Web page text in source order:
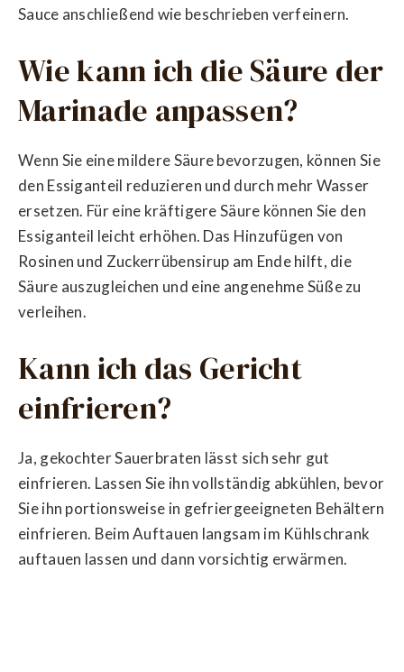
Sauce anschließend wie beschrieben verfeinern.
Wie kann ich die Säure der
Marinade anpassen?
Wenn Sie eine mildere Säure bevorzugen, können Sie
den Essiganteil reduzieren und durch mehr Wasser
ersetzen. Für eine kräftigere Säure können Sie den
Essiganteil leicht erhöhen. Das Hinzufügen von
Rosinen und Zuckerrübensirup am Ende hilft, die
Säure auszugleichen und eine angenehme Süße zu
verleihen.
Kann ich das Gericht
einfrieren?
Ja, gekochter Sauerbraten lässt sich sehr gut
einfrieren. Lassen Sie ihn vollständig abkühlen, bevor
Sie ihn portionsweise in gefriergeeigneten Behältern
einfrieren. Beim Auftauen langsam im Kühlschrank
auftauen lassen und dann vorsichtig erwärmen.